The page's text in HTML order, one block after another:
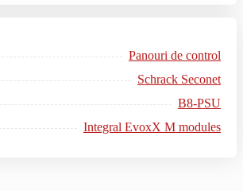
Panouri de control
Schrack Seconet
B8-PSU
Integral EvoxX M modules